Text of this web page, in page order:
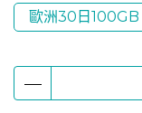
歐洲30日100GB